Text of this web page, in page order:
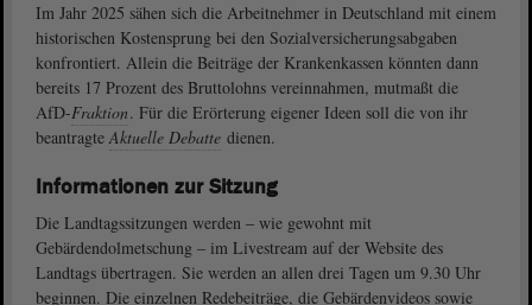
Im Jahr 2025 sähen sich die Arbeitnehmer in Deutschland mit einem
historischen Kostensprung bei den Sozialversicherungsabgaben
konfrontiert. Allein die Beiträge der Krankenkassen könnten dann
bereits 17 Prozent des Bruttolohns vereinnahmen, mutmaßt die
AfD-Fraktion. Für die Erörterung eigener Ideen soll die von ihr
beantragteAktuelle Debatte dienen.
Informationen zur Sitzung
Die Landtagssitzungen werden ‒ wie gewohnt mit
Gebärdendolmetschung ‒ im Livestream auf der Website des
Landtags übertragen. Sie werden an allen drei Tagen um 9.30 Uhr
beginnen. Die einzelnen Redebeiträge, die Gebärdenvideos sowie